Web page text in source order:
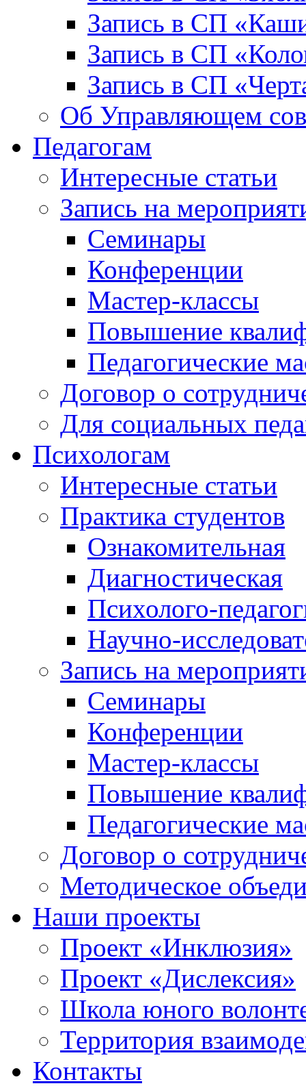
Запись в СП
Запись в СП
Запись в СП
Об Управляющем
Педагогам
Интересные статьи
Запись на
Семинары
Конференции
Мастер-классы
Повышение
Педагогические
Договор о
Для социальных
Психологам
Интересные статьи
Практика студентов
Ознакомительная
Диагностическая
Психолого-
Научно-
Запись на
Семинары
Конференции
Мастер-классы
Повышение
Педагогические
Договор о
Методическое
Наши проекты
Проект «Инклюзия»
Проект «Дислексия»
Школа юного
Территория
Контакты